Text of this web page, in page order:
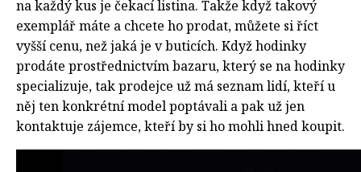
na každý kus je čekací listina. Takže když takový
exemplář máte a chcete ho prodat, můžete si říct
vyšší cenu, než jaká je v buticích. Když hodinky
prodáte prostřednictvím bazaru, který se na hodinky
specializuje, tak prodejce už má seznam lidí, kteří u
něj ten konkrétní model poptávali a pak už jen
kontaktuje zájemce, kteří by si ho mohli hned koupit.